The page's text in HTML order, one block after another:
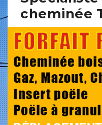
cheminée